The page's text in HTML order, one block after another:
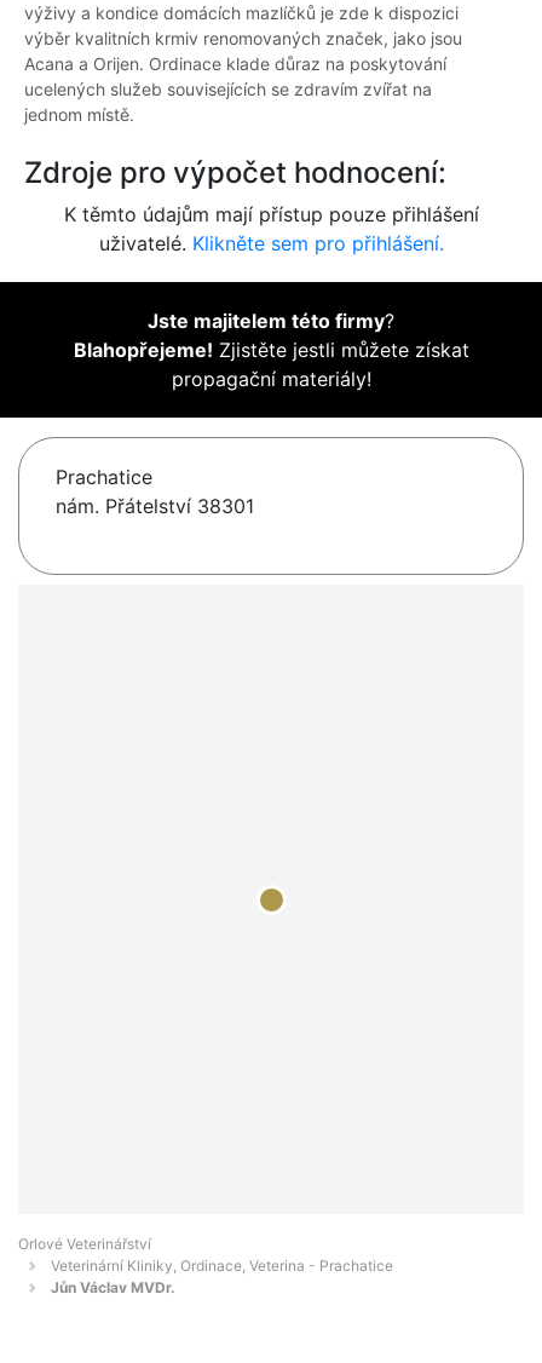
výživy a kondice domácích mazlíčků je zde k dispozici
výběr kvalitních krmiv renomovaných značek, jako jsou
Acana a Orijen. Ordinace klade důraz na poskytování
ucelených služeb souvisejících se zdravím zvířat na
jednom místě.
Zdroje pro výpočet hodnocení:
K těmto údajům mají přístup pouze přihlášení
uživatelé. Klikněte sem pro přihlášení.
Jste majitelem této firmy?
Blahopřejeme! Zjistěte jestli můžete získat
propagační materiály!
Prachatice
nám. Přátelství 38301
Orlové Veterinářství
Veterinární Kliniky, Ordinace, Veterina - Prachatice
Jůn Václav MVDr.